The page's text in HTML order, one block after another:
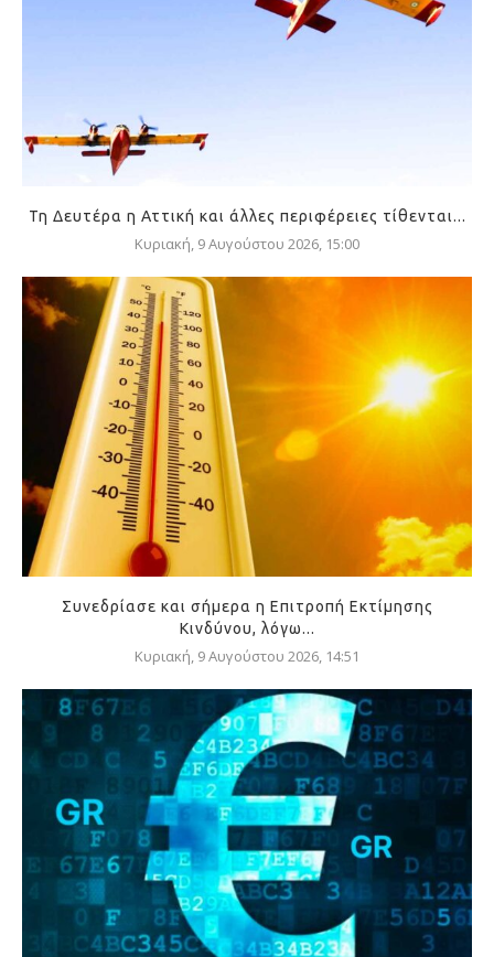
Τη Δευτέρα η Αττική και άλλες περιφέρειες τίθενται...
Κυριακή, 9 Αυγούστου 2026, 15:00
Συνεδρίασε και σήμερα η Επιτροπή Εκτίμησης
Κινδύνου, λόγω...
Κυριακή, 9 Αυγούστου 2026, 14:51